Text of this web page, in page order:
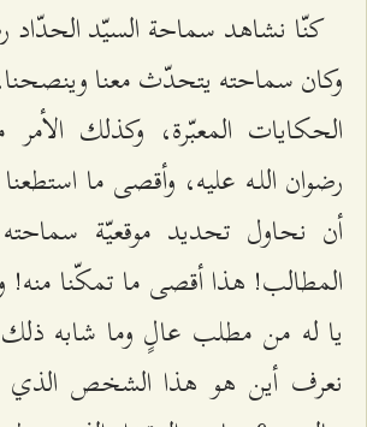
كنّا نشاهد سماحة السيّد الحدّاد
وكان سماحته يتحدّث معنا
الحكايات المعبّرة، وكذلك الأمر
رضوان اللـه عليه، وأقصى ما
أن نحاول تحديد موقعيّة
المطالب! هذا أقصى ما تمكّنا
يا له من مطلب عالٍ وما شابه
نعرف أين هو هذا الشخص الذي